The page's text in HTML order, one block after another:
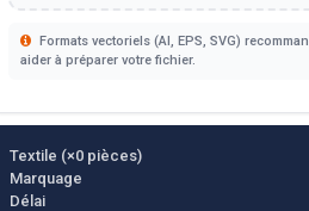
Formats vectoriels (AI, EPS, SVG)
aider à préparer votre fichier.
Textile (×0pièces)
Marquage
Délai